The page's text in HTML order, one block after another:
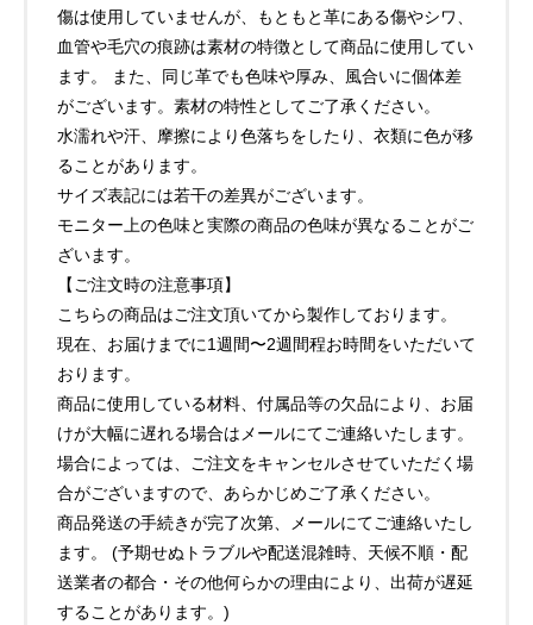
傷は使用していませんが、もともと革にある傷やシワ、
血管や毛穴の痕跡は素材の特徴として商品に使用してい
ます。 また、同じ革でも色味や厚み、風合いに個体差
がございます。素材の特性としてご了承ください。
水濡れや汗、摩擦により色落ちをしたり、衣類に色が移
ることがあります。
サイズ表記には若干の差異がございます。
モニター上の色味と実際の商品の色味が異なることがご
ざいます。
【ご注文時の注意事項】
こちらの商品はご注文頂いてから製作しております。
現在、お届けまでに1週間〜2週間程お時間をいただいて
おります。
商品に使用している材料、付属品等の欠品により、お届
けが大幅に遅れる場合はメールにてご連絡いたします。
場合によっては、ご注文をキャンセルさせていただく場
合がございますので、あらかじめご了承ください。
商品発送の手続きが完了次第、メールにてご連絡いたし
ます。 (予期せぬトラブルや配送混雑時、天候不順・配
送業者の都合・その他何らかの理由により、出荷が遅延
することがあります。)